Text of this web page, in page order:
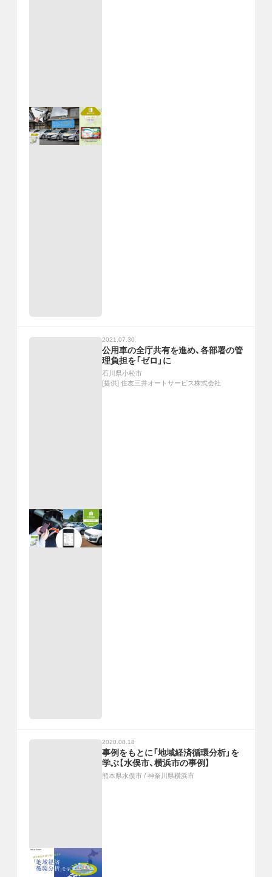
2021.07.30
公用車の全庁共有を進め、各部署の管
理負担を「ゼロ」に
石川県小松市
[提供] 住友三井オートサービス株式会社
2020.08.18
事例をもとに「地域経済循環分析」を
学ぶ【水俣市、横浜市の事例】
熊本県水俣市 / 神奈川県横浜市